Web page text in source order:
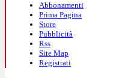
Abbonamenti
Prima Pagina
Store
Pubblicità
Rss
Site Map
Registrati